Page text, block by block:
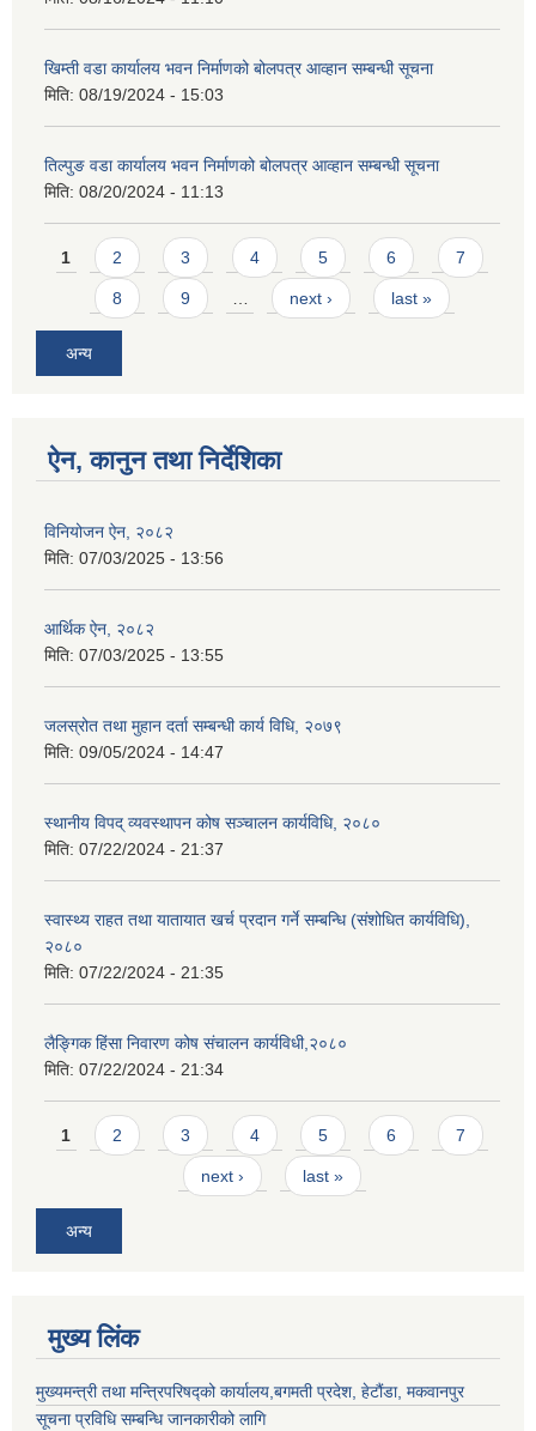
खिम्ती वडा कार्यालय भवन निर्माणको बोलपत्र आव्हान सम्बन्धी सूचना
मिति: 08/19/2024 - 15:03
तिल्पुङ वडा कार्यालय भवन निर्माणको बोलपत्र आव्हान सम्बन्धी सूचना
मिति: 08/20/2024 - 11:13
Pages
1 2 3 4 5 6 7
8 9 next › last »
अन्य
ऐन, कानुन तथा निर्देशिका
विनियोजन ऐन, २०८२
मिति: 07/03/2025 - 13:56
आर्थिक ऐन, २०८२
मिति: 07/03/2025 - 13:55
जलस्रोत तथा मुहान दर्ता सम्बन्धी कार्य विधि, २०७९
मिति: 09/05/2024 - 14:47
स्थानीय विपद् व्यवस्थापन कोष सञ्चालन कार्यविधि, २०८०
मिति: 07/22/2024 - 21:37
स्वास्थ्य राहत तथा यातायात खर्च प्रदान गर्ने सम्बन्धि (संशोधित कार्यविधि),
२०८०
मिति: 07/22/2024 - 21:35
लैङ्गिक हिंसा निवारण कोष संचालन कार्यविधी,२०८०
मिति: 07/22/2024 - 21:34
Pages
1 2 3 4 5 6 7
next › last »
अन्य
मुख्य लिंक
मुख्यमन्त्री तथा मन्त्रिपरिषद्को कार्यालय,बगमती प्रदेश, हेटौंडा, मकवानपुर
सूचना प्रविधि सम्बन्धि जानकारीको लागि